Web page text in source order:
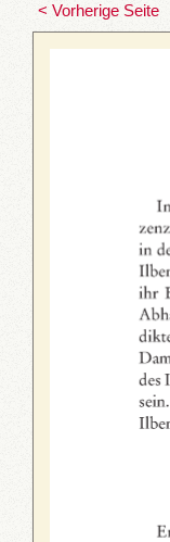
< Vorherige Seite